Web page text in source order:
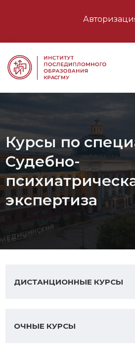
Курсы по
Судебно-
экспертиза
ДИСТАНЦИОННЫЕ КУРСЫ
ОЧНЫЕ КУРСЫ